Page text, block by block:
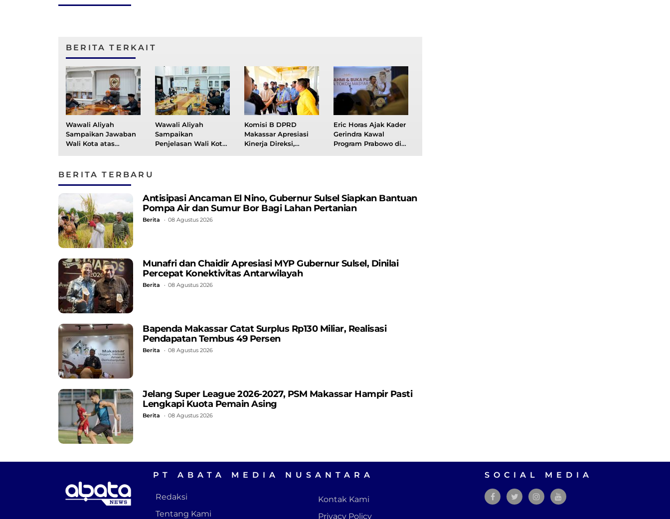
BERITA TERKAIT
Wawali Aliyah
Sampaikan Jawaban
Wali Kota atas
Daring
Wawali Aliyah
Sampaikan
Penjelasan Wali Kota
Komisi B DPRD
Makassar Apresiasi
Kinerja Direksi,
Eric Horas Ajak Kader
Gerindra Kawal
Program Prabowo di
BERITA TERBARU
Antisipasi Ancaman El Nino, Gubernur Sulsel Siapkan Bantuan
Pompa Air dan Sumur Bor Bagi Lahan Pertanian
Berita 08 Agustus 2026
Munafri dan Chaidir Apresiasi MYP Gubernur Sulsel, Dinilai
Percepat Konektivitas Antarwilayah
Berita 08 Agustus 2026
Bapenda Makassar Catat Surplus Rp130 ​​Miliar, Realisasi
Pendapatan Tembus 49 Persen
Berita 08 Agustus 2026
Jelang Super League 2026-2027, PSM Makassar Hampir Pasti
Lengkapi Kuota Pemain Asing
Berita 08 Agustus 2026
PT ABATA MEDIA NUSANTARA
Redaksi
Tentang Kami
Kontak Kami
Privacy Policy
SOCIAL MEDIA